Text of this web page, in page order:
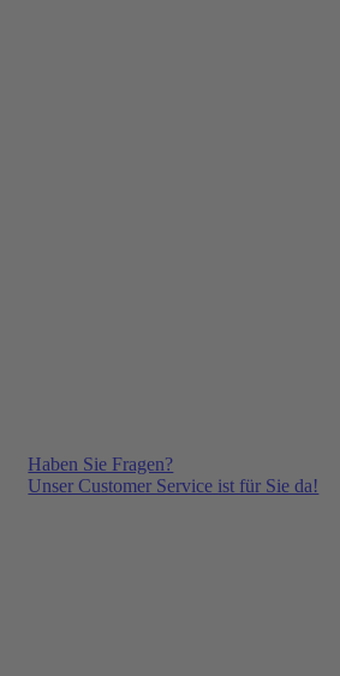
Haben Sie Fragen?
Unser Customer Service ist für Sie da!